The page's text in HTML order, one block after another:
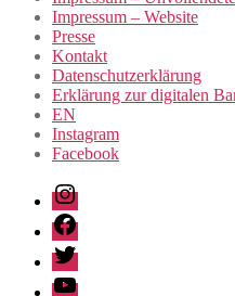
Impressum – Website
Presse
Kontakt
Datenschutzerklärung
Erklärung zur digitalen
EN
Instagram
Facebook
Instagram
Facebook
Twitter
Youtube